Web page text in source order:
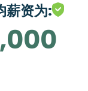
薪资为: